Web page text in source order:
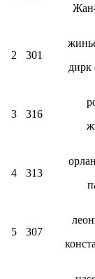
2 301
3 316
4 313
5 307